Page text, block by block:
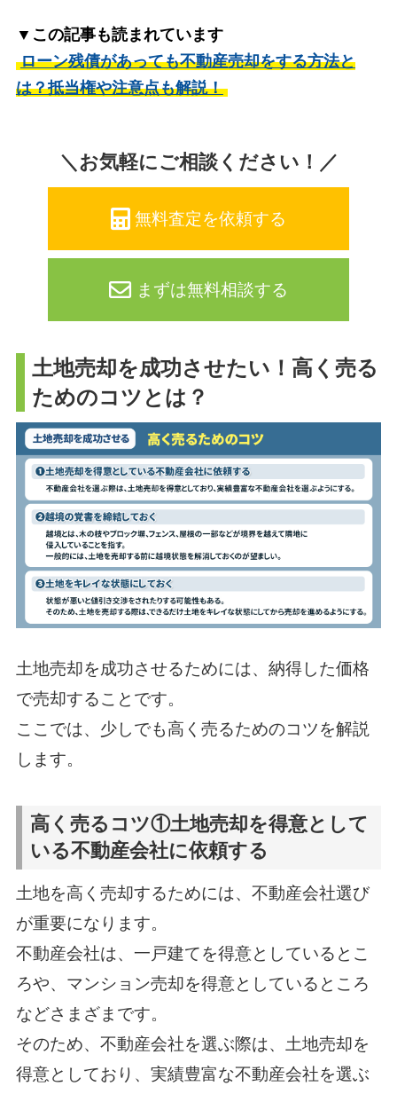
▼この記事も読まれています
ローン残債があっても不動産売却をする方法と
は？抵当権や注意点も解説！
＼お気軽にご相談ください！／
無料査定を依頼する
まずは無料相談する
土地売却を成功させたい！高く売る
ためのコツとは？
土地売却を成功させるためには、納得した価格
で売却することです。
ここでは、少しでも高く売るためのコツを解説
します。
高く売るコツ①土地売却を得意として
いる不動産会社に依頼する
土地を高く売却するためには、不動産会社選び
が重要になります。
不動産会社は、一戸建てを得意としているとこ
ろや、マンション売却を得意としているところ
などさまざまです。
そのため、不動産会社を選ぶ際は、土地売却を
得意としており、実績豊富な不動産会社を選ぶ